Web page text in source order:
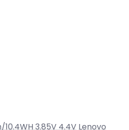
3.85V 4.4V Lenovo